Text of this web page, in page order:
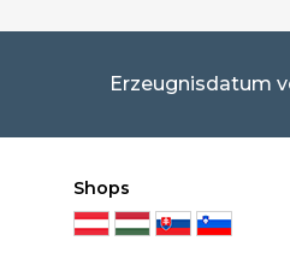
Erzeugnisdatum
Shops